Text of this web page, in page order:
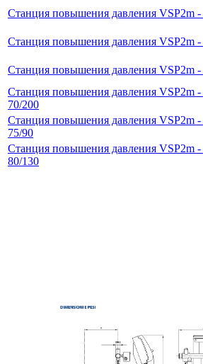
Станция повышения давления VSP2m
Станция повышения давления VSP2m
Станция повышения давления VSP2m
Станция повышения давления VSP2m
70/200
Станция повышения давления VSP2m
75/90
Станция повышения давления VSP2m
80/130